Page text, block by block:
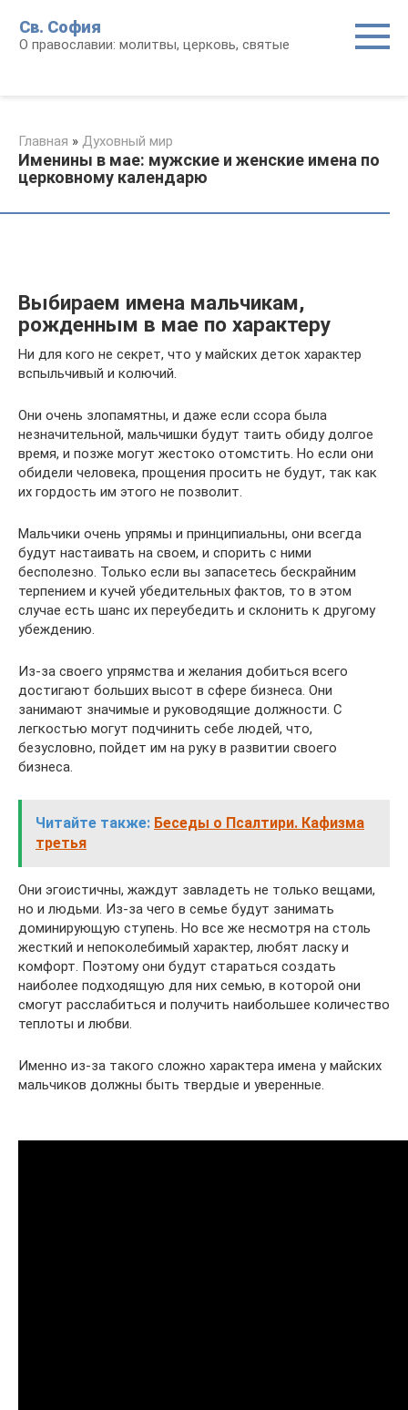
контенту
Св. София
О православии: молитвы, церковь, святые
Главная » Духовный мир
Именины в мае: мужские и женские имена по
церковному календарю
Выбираем имена мальчикам,
рожденным в мае по характеру
Ни для кого не секрет, что у майских деток характер
вспыльчивый и колючий.
Они очень злопамятны, и даже если ссора была
незначительной, мальчишки будут таить обиду долгое
время, и позже могут жестоко отомстить. Но если они
обидели человека, прощения просить не будут, так как
их гордость им этого не позволит.
Мальчики очень упрямы и принципиальны, они всегда
будут настаивать на своем, и спорить с ними
бесполезно. Только если вы запасетесь бескрайним
терпением и кучей убедительных фактов, то в этом
случае есть шанс их переубедить и склонить к другому
убеждению.
Из-за своего упрямства и желания добиться всего
достигают больших высот в сфере бизнеса. Они
занимают значимые и руководящие должности. С
легкостью могут подчинить себе людей, что,
безусловно, пойдет им на руку в развитии своего
бизнеса.
Читайте также: Беседы о Псалтири. Кафизма
третья
Они эгоистичны, жаждут завладеть не только вещами,
но и людьми. Из-за чего в семье будут занимать
доминирующую ступень. Но все же несмотря на столь
жесткий и непоколебимый характер, любят ласку и
комфорт. Поэтому они будут стараться создать
наиболее подходящую для них семью, в которой они
смогут расслабиться и получить наибольшее количество
теплоты и любви.
Именно из-за такого сложно характера имена у майских
мальчиков должны быть твердые и уверенные.